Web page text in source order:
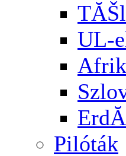
UL-
Pilóták